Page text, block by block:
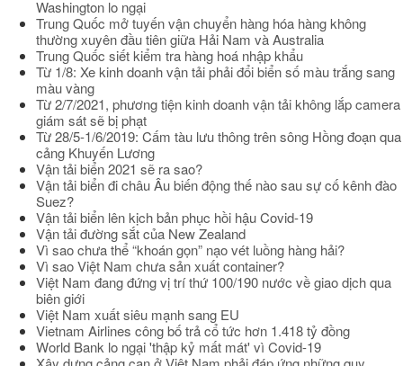
Washington lo ngại
Trung Quốc mở tuyến vận chuyển hàng hóa hàng không
thường xuyên đầu tiên giữa Hải Nam và Australia
Trung Quốc siết kiểm tra hàng hoá nhập khẩu
Từ 1/8: Xe kinh doanh vận tải phải đổi biển số màu trắng sang
màu vàng
Từ 2/7/2021, phương tiện kinh doanh vận tải không lắp camera
giám sát sẽ bị phạt
Từ 28/5-1/6/2019: Cấm tàu lưu thông trên sông Hồng đoạn qua
cảng Khuyến Lương
Vận tải biển 2021 sẽ ra sao?
Vận tải biển đi châu Âu biến động thế nào sau sự cố kênh đào
Suez?
Vận tải biển lên kịch bản phục hồi hậu Covid-19
Vận tải đường sắt của New Zealand
Vì sao chưa thể “khoán gọn” nạo vét luồng hàng hải?
Vì sao Việt Nam chưa sản xuất container?
Việt Nam đang đứng vị trí thứ 100/190 nước về giao dịch qua
biên giới
Việt Nam xuất siêu mạnh sang EU
Vietnam Airlines công bố trả cổ tức hơn 1.418 tỷ đồng
World Bank lo ngại 'thập kỷ mất mát' vì Covid-19